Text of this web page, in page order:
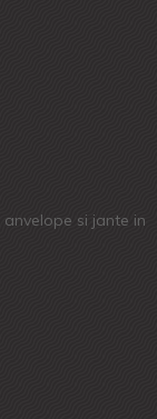
si jante in